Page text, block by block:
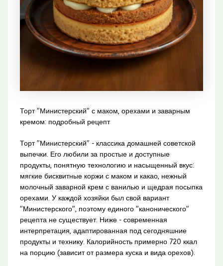
Торт "Министерский" с маком, орехами и заварным
кремом: подробный рецепт
Торт "Министерский" - классика домашней советской
выпечки. Его любили за простые и доступные
продукты, понятную технологию и насыщенный вкус:
мягкие бисквитные коржи с маком и какао, нежный
молочный заварной крем с ванилью и щедрая посыпка
орехами. У каждой хозяйки был свой вариант
"Министерского", поэтому единого "канонического"
рецепта не существует. Ниже - современная
интерпретация, адаптированная под сегодняшние
продукты и технику. Калорийность примерно 720 ккал
на порцию (зависит от размера куска и вида орехов).